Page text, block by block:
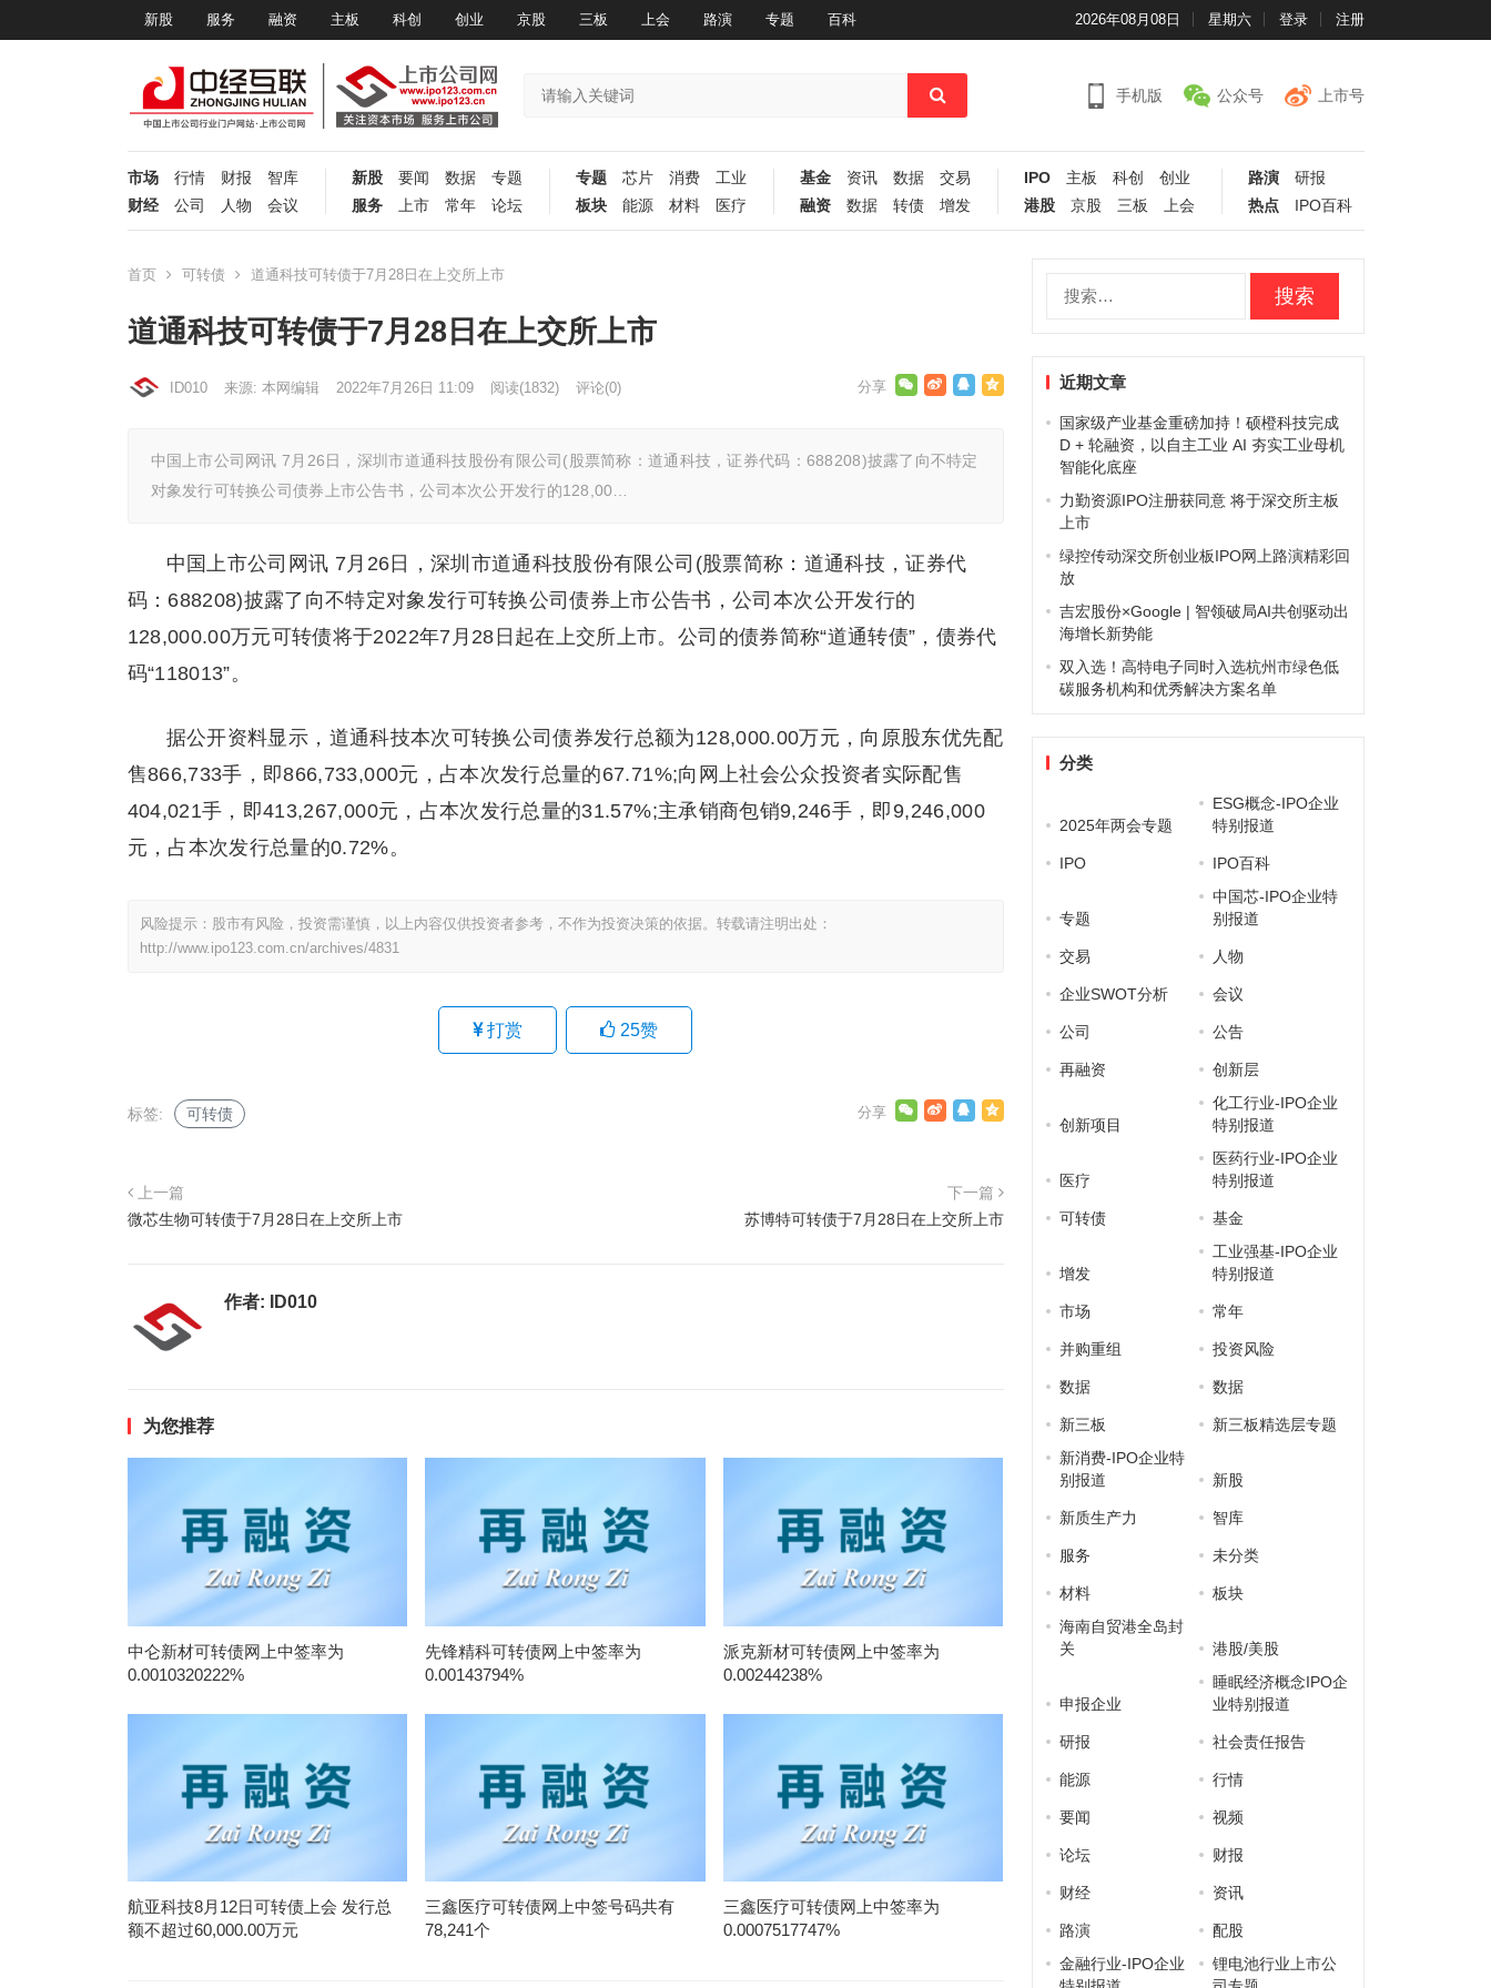
新股 服务 融资 主板 科创 创业 京股 三板 上会 路演 专题 百科 2026年08月08日 星期六 登录 注册
手机版 公众号 上市号
市场 行情 财报
智库
财经
公司 人物 会议
新股 要闻 数据
专题
服务
上市 常年 论坛
专题 芯片 消费
工业
板块
能源 材料 医疗
基金 资讯 数据
交易
融资
数据 转债 增发
IPO 主板 科创
创业
港股
京股 三板 上会
路演
研报
热点
IPO百科
首页 可转债 道通科技可转债于7月28日在上交所上市
道通科技可转债于7月28日在上交所上市
ID010 来源: 本网编辑 2022年7月26日 11:09 阅读(1832) 评论(0)
中国上市公司网讯 7月26日，深圳市道通科技股份有限公司(股票简称：道通科技，证券代码：688208)披露了向不特定
对象发行可转换公司债券上市公告书，公司本次公开发行的128,00…
中国上市公司网讯 7月26日，深圳市道通科技股份有限公司(股票简称：道通科技，证券代
码：688208)披露了向不特定对象发行可转换公司债券上市公告书，公司本次公开发行的
128,000.00万元可转债将于2022年7月28日起在上交所上市。公司的债券简称“道通转债”，债券代
码“118013”。
据公开资料显示，道通科技本次可转换公司债券发行总额为128,000.00万元，向原股东优先配
售866,733手，即866,733,000元，占本次发行总量的67.71%;向网上社会公众投资者实际配售
404,021手，即413,267,000元，占本次发行总量的31.57%;主承销商包销9,246手，即9,246,000
元，占本次发行总量的0.72%。
风险提示：股市有风险，投资需谨慎，以上内容仅供投资者参考，不作为投资决策的依据。转载请注明出处：
http://www.ipo123.com.cn/archives/4831
打赏 25赞
标签: 可转债
上一篇
微芯生物可转债于7月28日在上交所上市
下一篇
苏博特可转债于7月28日在上交所上市
作者: ID010
为您推荐
中仑新材可转债网上中签率为
0.0010320222%
先锋精科可转债网上中签率为
0.00143794%
派克新材可转债网上中签率为
0.00244238%
航亚科技8月12日可转债上会 发行总
额不超过60,000.00万元
三鑫医疗可转债网上中签号码共有
78,241个
三鑫医疗可转债网上中签率为
0.0007517747%
近期文章
国家级产业基金重磅加持！硕橙科技完成
D + 轮融资，以自主工业 AI 夯实工业母机
智能化底座
力勤资源IPO注册获同意 将于深交所主板
上市
绿控传动深交所创业板IPO网上路演精彩回
放
吉宏股份×Google | 智领破局AI共创驱动出
海增长新势能
双入选！高特电子同时入选杭州市绿色低
碳服务机构和优秀解决方案名单
分类
2025年两会专题
ESG概念-IPO企业
特别报道
IPO IPO百科
专题
中国芯-IPO企业特
别报道
交易 人物
企业SWOT分析 会议
公司 公告
再融资 创新层
创新项目
化工行业-IPO企业
特别报道
医疗
医药行业-IPO企业
特别报道
可转债 基金
增发
工业强基-IPO企业
特别报道
市场 常年
并购重组 投资风险
数据 数据
新三板
新三板精选层专题
新消费-IPO企业特
别报道
新股
新质生产力 智库
服务 未分类
材料
板块
海南自贸港全岛封
关
港股/美股
申报企业
睡眠经济概念IPO企
业特别报道
研报 社会责任报告
能源 行情
要闻 视频
论坛 财报
财经 资讯
路演
配股
金融行业-IPO企业
锂电池行业上市公